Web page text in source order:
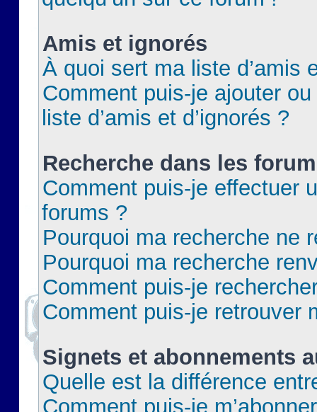
Amis et ignorés
À quoi sert ma liste d’amis
Comment puis-je ajouter
liste d’amis et d’ignorés ?
Recherche dans les
Comment puis-je effectuer
forums ?
Pourquoi ma recherche ne
Pourquoi ma recherche
Comment puis-je
Comment puis-je retrouver
Signets et abonnements
Quelle est la différence
Comment puis-je